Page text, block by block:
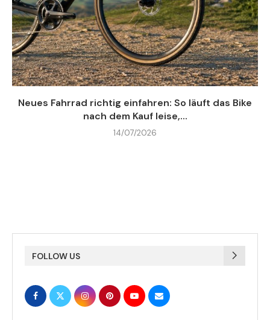
Neues Fahrrad richtig einfahren: So läuft das Bike
nach dem Kauf leise,...
14/07/2026
FOLLOW US